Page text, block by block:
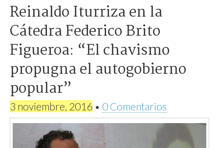
Reinaldo Iturriza en la
Cátedra Federico Brito
Figueroa: “El chavismo
propugna el autogobierno
popular”
3 noviembre, 2016 • 0 Comentarios